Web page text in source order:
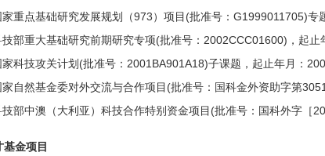
家重点基础研究发展规划（973）项目(批准号：G1999011705)专
技部重大基础研究前期研究专项(批准号：2002CCC01600)，起止
家科技攻关计划(批准号：2001BA901A18)子课题，起止年月：
家自然基金委对外交流与合作项目(批准号：国科金外资助字第
技部中澳（大利亚）科技合作特别资金项目(批准号：国科外字［
金项目